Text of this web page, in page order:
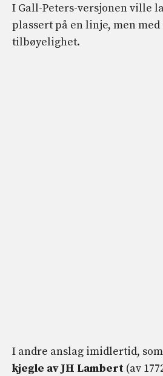
I Gall-Peters-versjonen ville
plassert på en linje, men med
tilbøyelighet.
I andre anslag imidlertid,
kjegle av JH Lambert (av